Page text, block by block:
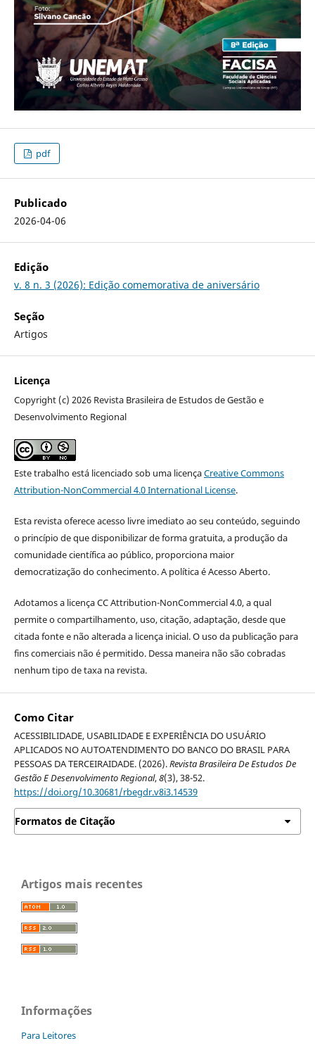
pdf
Publicado
2026-04-06
Edição
v. 8 n. 3 (2026): Edição comemorativa de aniversário
Seção
Artigos
Licença
Copyright (c) 2026 Revista Brasileira de Estudos de Gestão e
Desenvolvimento Regional
Este trabalho está licenciado sob uma licençaCreative Commons
Attribution-NonCommercial 4.0 International License.
Esta revista oferece acesso livre imediato ao seu conteúdo, seguindo
o princípio de que disponibilizar de forma gratuita, a produção da
comunidade científica ao público, proporciona maior
democratização do conhecimento. A política é Acesso Aberto.
Adotamos a licença CC Attribution-NonCommercial 4.0, a qual
permite o compartilhamento, uso, citação, adaptação, desde que
citada fonte e não alterada a licença inicial. O uso da publicação para
fins comerciais não é permitido. Dessa maneira não são cobradas
nenhum tipo de taxa na revista.
Como Citar
ACESSIBILIDADE, USABILIDADE E EXPERIÊNCIA DO USUÁRIO
APLICADOS NO AUTOATENDIMENTO DO BANCO DO BRASIL PARA
PESSOAS DA TERCEIRAIDADE. (2026).Revista Brasileira De Estudos De
Gestão E Desenvolvimento Regional,8(3), 38-52.
https://doi.org/10.30681/rbegdr.v8i3.14539
Formatos de Citação
Artigos mais recentes
Informações
Para Leitores